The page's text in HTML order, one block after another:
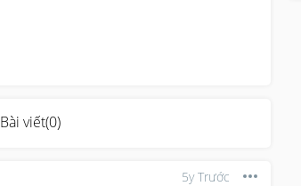
Bài viết(0)
5y Trước